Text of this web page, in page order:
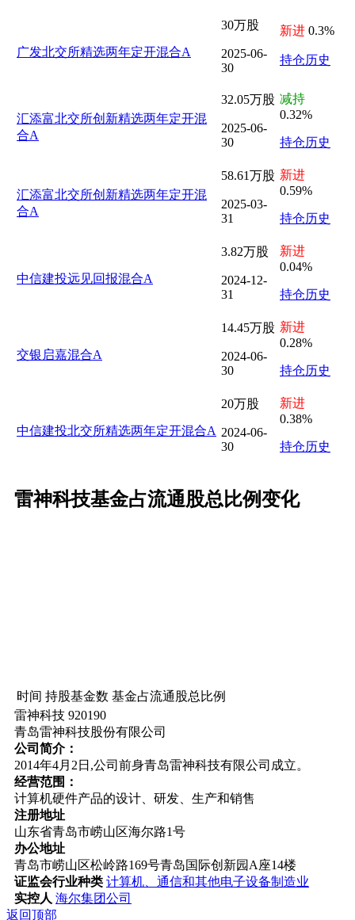
广发北交所精选两年定开混合A
30万股
2025-06-
30
新进 0.3%
持仓历史
汇添富北交所创新精选两年定开混
合A
32.05万股
2025-06-
30
减持
0.32%
持仓历史
汇添富北交所创新精选两年定开混
合A
58.61万股
2025-03-
31
新进
0.59%
持仓历史
中信建投远见回报混合A
3.82万股
2024-12-
31
新进
0.04%
持仓历史
交银启嘉混合A
14.45万股
2024-06-
30
新进
0.28%
持仓历史
中信建投北交所精选两年定开混合A
20万股
2024-06-
30
新进
0.38%
持仓历史
雷神科技基金占流通股总比例变化
时间 持股基金数 基金占流通股总比例
雷神科技 920190
青岛雷神科技股份有限公司
公司简介：
2014年4月2日,公司前身青岛雷神科技有限公司成立。
经营范围：
计算机硬件产品的设计、研发、生产和销售
注册地址
山东省青岛市崂山区海尔路1号
办公地址
青岛市崂山区松岭路169号青岛国际创新园A座14楼
证监会行业种类 计算机、通信和其他电子设备制造业
实控人 海尔集团公司
返回顶部